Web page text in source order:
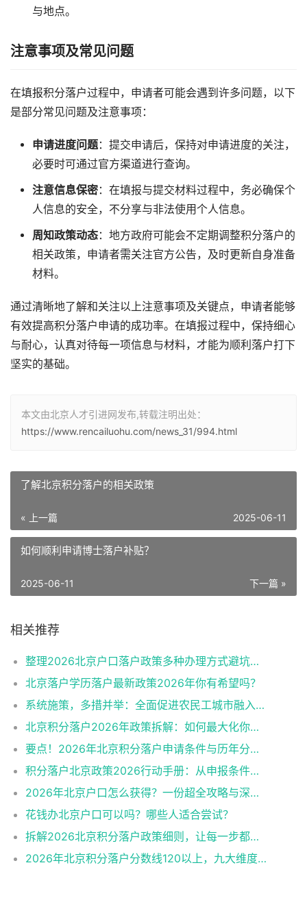
与地点。
注意事项及常见问题
在填报积分落户过程中，申请者可能会遇到许多问题，以下
是部分常见问题及注意事项：
申请进度问题：提交申请后，保持对申请进度的关注，
必要时可通过官方渠道进行查询。
注意信息保密：在填报与提交材料过程中，务必确保个
人信息的安全，不分享与非法使用个人信息。
周知政策动态：地方政府可能会不定期调整积分落户的
相关政策，申请者需关注官方公告，及时更新自身准备
材料。
通过清晰地了解和关注以上注意事项及关键点，申请者能够
有效提高积分落户申请的成功率。在填报过程中，保持细心
与耐心，认真对待每一项信息与材料，才能为顺利落户打下
坚实的基础。
本文由北京人才引进网发布,转载注明出处：
https://www.rencailuohu.com/news_31/994.html
了解北京积分落户的相关政策
« 上一篇 2025-06-11
如何顺利申请博士落户补贴？
下一篇 »
2025-06-11
相关推荐
整理2026北京户口落户政策多种办理方式避坑指南
北京落户学历落户最新政策2026年你有希望吗？
系统施策，多措并举：全面促进农民工城市融入与社会融合
北京积分落户2026年政策拆解：如何最大化你的积分？
要点！2026年北京积分落户申请条件与历年分数线趋势
积分落户北京政策2026行动手册：从申报条件到办理流程
2026年北京户口怎么获得？一份超全攻略与深度解析
花钱办北京户口可以吗？哪些人适合尝试？
拆解2026北京积分落户政策细则，让每一步都踩在加分上
2026年北京积分落户分数线120以上，九大维度深度解析！